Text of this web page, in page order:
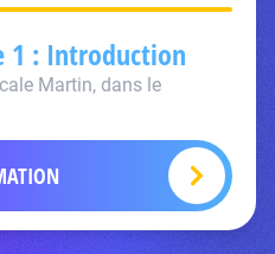
1 : Introduction
Martin, dans le